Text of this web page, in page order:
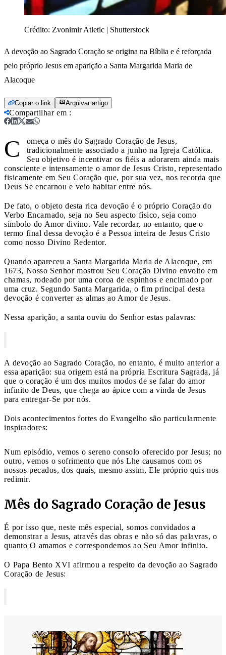
Crédito: Zvonimir Atletic | Shutterstock
A devoção ao Sagrado Coração se origina na Bíblia e é reforçada
pelo próprio Jesus em aparição a Santa Margarida Maria de
Alacoque
Copiar o link Arquivar artigo
Compartilhar em :
C
omeça o mês do Sagrado Coração de Jesus,
tradicionalmente associado a junho na Igreja Católica.
Seu objetivo é incentivar os fiéis a adorarem ainda mais
consciente e intensamente o amor de Jesus Cristo, representado
fisicamente em Seu Coração que, por sua vez, nos recorda que
Deus Se encarnou e veio habitar entre nós.
De fato, o objeto desta rica devoção é o próprio Coração do
Verbo Encarnado, seja no Seu aspecto físico, seja como
símbolo do Amor divino. Vale recordar, no entanto, que o
termo final dessa devoção é a Pessoa inteira de Jesus Cristo
como nosso Divino Redentor.
Quando apareceu a Santa Margarida Maria de Alacoque, em
1673, Nosso Senhor mostrou Seu Coração Divino envolto em
chamas, rodeado por uma coroa de espinhos e encimado por
uma cruz. Segundo Santa Margarida, o fim principal desta
devoção é converter as almas ao Amor de Jesus.
Nessa aparição, a santa ouviu do Senhor estas palavras:
A devoção ao Sagrado Coração, no entanto, é muito anterior a
essa aparição: sua origem está na própria Escritura Sagrada, já
que o coração é um dos muitos modos de se falar do amor
infinito de Deus, que chega ao ápice com a vinda de Jesus
para entregar-Se por nós.
Dois acontecimentos fortes do Evangelho são particularmente
inspiradores:
Num episódio, vemos o sereno consolo oferecido por Jesus; no
outro, vemos o sofrimento que nós Lhe causamos com os
nossos pecados, dos quais, mesmo assim, Ele próprio quis nos
redimir.
Mês do Sagrado Coração de Jesus
É por isso que, neste mês especial, somos convidados a
demonstrar a Jesus, através das obras e não só das palavras, o
quanto O amamos e correspondemos ao Seu Amor infinito.
O Papa Bento XVI afirmou a respeito da devoção ao Sagrado
Coração de Jesus: